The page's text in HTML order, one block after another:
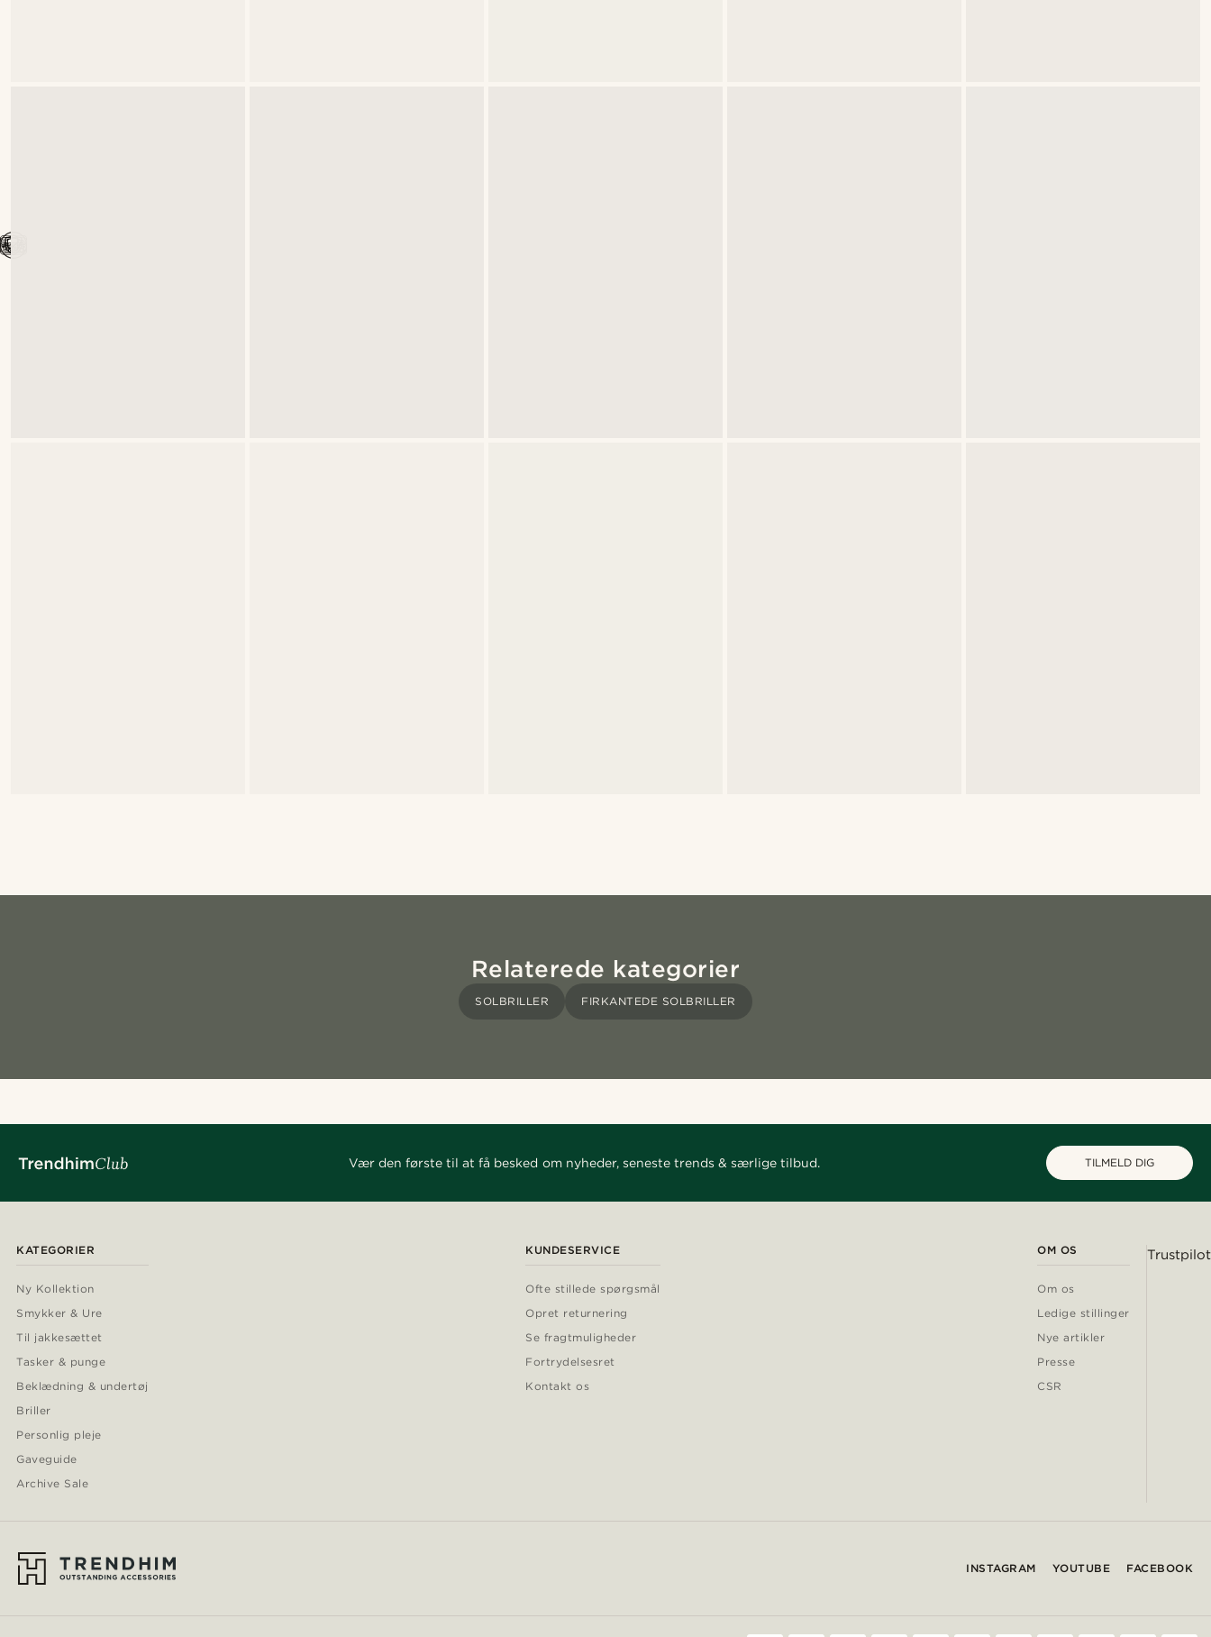
Relaterede kategorier
SOLBRILLER FIRKANTEDE SOLBRILLER
Vær den første til at få besked om nyheder, seneste trends & særlige tilbud. TILMELD DIG
KATEGORIER
Ny Kollektion
Smykker & Ure
Til jakkesættet
Tasker & punge
Beklædning & undertøj
Briller
Personlig pleje
Gaveguide
Archive Sale
KUNDESERVICE
Ofte stillede spørgsmål
Opret returnering
Se fragtmuligheder
Fortrydelsesret
Kontakt os
OM OS
Om os
Ledige stillinger
Nye artikler
Presse
CSR
Trustpilot
INSTAGRAM YOUTUBE FACEBOOK